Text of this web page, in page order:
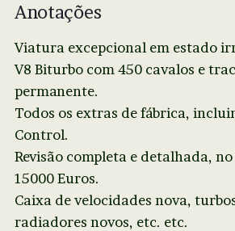
Anotações
Viatura excepcional em estado
V8 Biturbo com 450 cavalos e
permanente.
Todos os extras de fábrica,
Control.
Revisão completa e detalhada,
15000 Euros.
Caixa de velocidades nova,
radiadores novos, etc. etc.